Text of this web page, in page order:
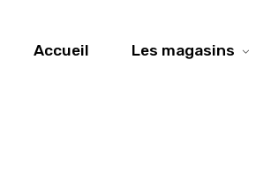
Accueil Les magasins